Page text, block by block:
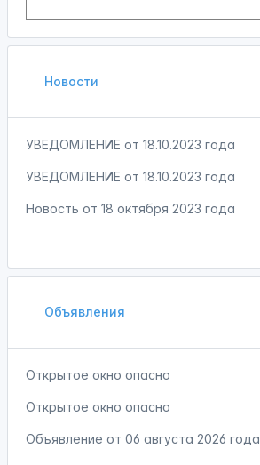
Новости
УВЕДОМЛЕНИЕ от 18.10.2023 года
УВЕДОМЛЕНИЕ от 18.10.2023 года
Новость от 18 октября 2023 года
Объявления
Открытое окно опасно
Открытое окно опасно
Объявление от 06 августа 2026 года